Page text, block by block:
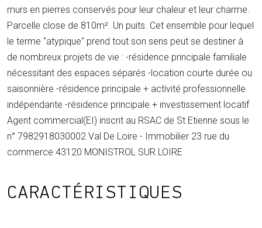
murs en pierres conservés pour leur chaleur et leur charme.
Parcelle close de 810m². Un puits. Cet ensemble pour lequel
le terme "atypique" prend tout son sens peut se destiner à
de nombreux projets de vie : -résidence principale familiale
nécessitant des espaces séparés -location courte durée ou
saisonnière -résidence principale + activité professionnelle
indépendante -résidence principale + investissement locatif
Agent commercial(EI) inscrit au RSAC de St Etienne sous le
n° 7982918030002 Val De Loire - Immobilier 23 rue du
commerce 43120 MONISTROL SUR LOIRE
CARACTÉRISTIQUES